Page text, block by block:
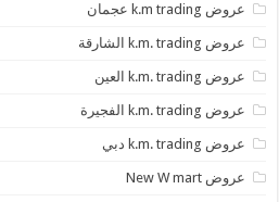
عروض k.m trading عجمان
عروض k.m. trading الشارقة
عروض k.m. trading العين
عروض k.m. trading الفجيرة
عروض k.m. trading دبي
عروض New W mart